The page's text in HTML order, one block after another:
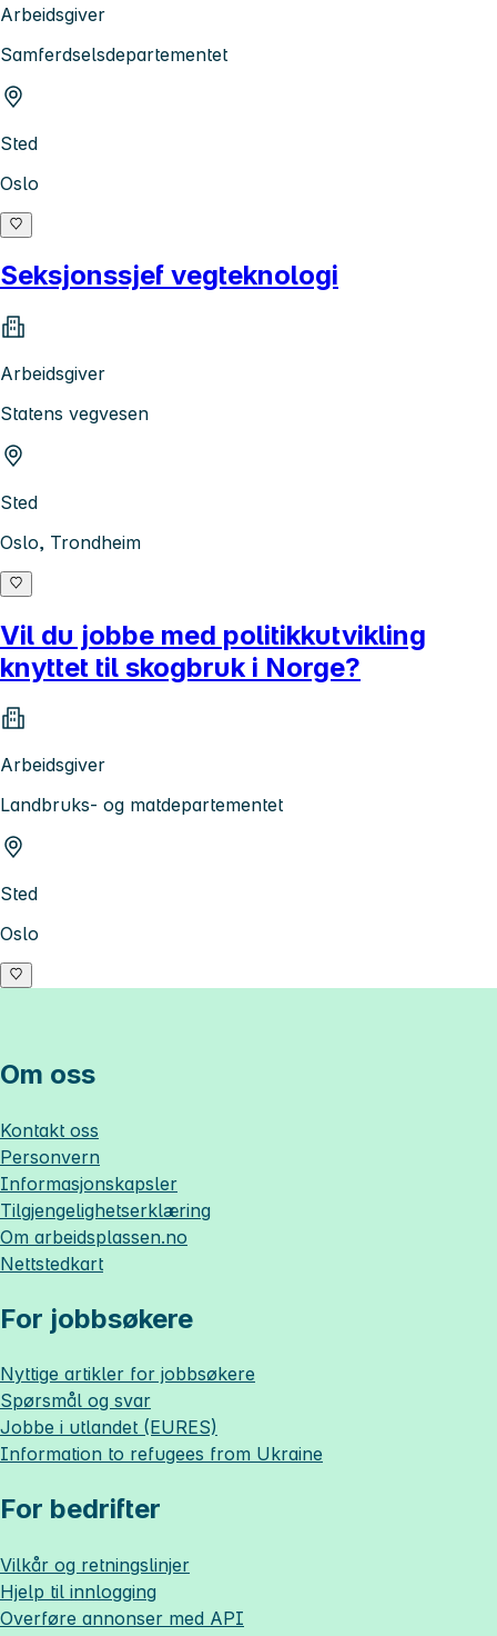
Arbeidsgiver
Samferdselsdepartementet
Sted
Oslo
Seksjonssjef vegteknologi
Arbeidsgiver
Statens vegvesen
Sted
Oslo, Trondheim
Vil du jobbe med politikkutvikling
knyttet til skogbruk i Norge?
Arbeidsgiver
Landbruks- og matdepartementet
Sted
Oslo
Om oss
Kontakt oss
Personvern
Informasjonskapsler
Tilgjengelighetserklæring
Om arbeidsplassen.no
Nettstedkart
For jobbsøkere
Nyttige artikler for jobbsøkere
Spørsmål og svar
Jobbe i utlandet (EURES)
Information to refugees from Ukraine
For bedrifter
Vilkår og retningslinjer
Hjelp til innlogging
Overføre annonser med API